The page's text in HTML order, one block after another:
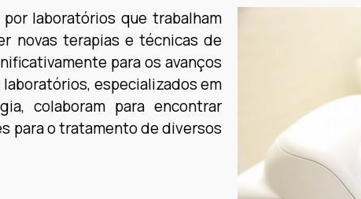
laboratórios que trabalham
novas terapias e técnicas de
para os avanços
especializados em
colaboram para encontrar
para o tratamento de diversos